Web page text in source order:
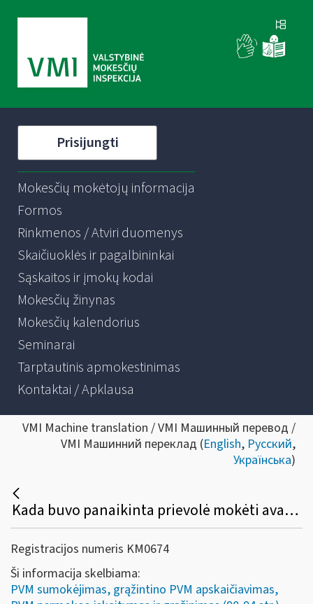
Prisijungti
Mokesčių mokėtojų informacija
Formos
Rinkmenos / Atviri duomenys
Skaičiuoklės ir pagalbininkai
Sąskaitos ir įmokų kodai
Mokesčių žinynas
Mokesčių kalendorius
Seminarai
Tarptautinis apmokestinimas
Kontaktai / Apklausa
VMI Machine translation / VMI Машинный перевод /
VMI Машинний переклад (English, Русский,
Українська)
Kada buvo panaikinta prievolė mokėti avansinius PVM mokėjimus?
Registracijos numeris KM0674
Ši informacija skelbiama:
PVM sumokėjimas, grąžintino PVM apskaičiavimas,